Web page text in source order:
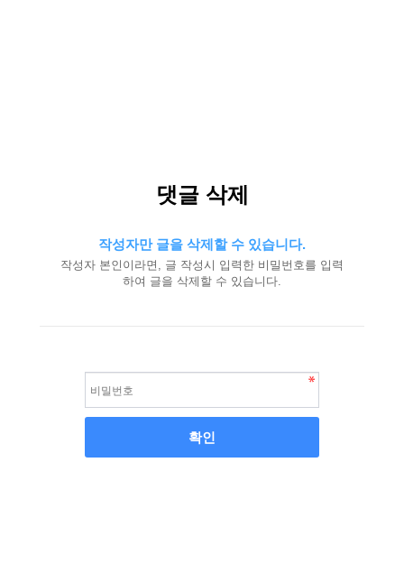
댓글 삭제
작성자만 글을 삭제할 수 있습니다.
작성자 본인이라면, 글 작성시 입력한 비밀번호를 입력
하여 글을 삭제할 수 있습니다.